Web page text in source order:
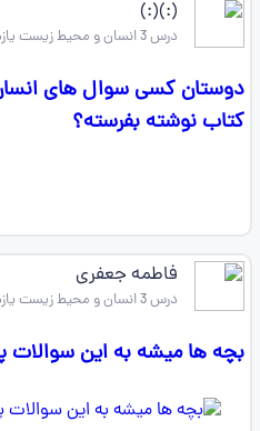
(:)(:)
درس 3 انسان و محیط زیست یازدهم
کتاب نوشته بفرسته؟
فاطمه جعفری
درس 3 انسان و محیط زیست یازدهم
بچه ها میشه به این سوالات